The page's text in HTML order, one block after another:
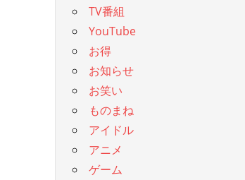
TV番組
YouTube
お得
お知らせ
お笑い
ものまね
アイドル
アニメ
ゲーム